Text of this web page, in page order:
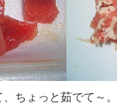
ちょっと茹でて～。